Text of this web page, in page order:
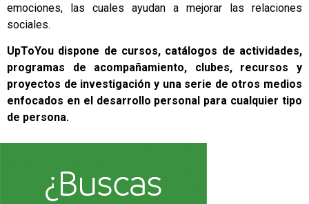
emociones, las cuales ayudan a mejorar las relaciones
sociales.
UpToYou dispone de cursos, catálogos de actividades,
programas de acompañamiento, clubes, recursos y
proyectos de investigación y una serie de otros medios
enfocados en el desarrollo personal para cualquier tipo
de persona.